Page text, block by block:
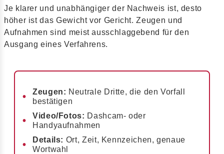
Je klarer und unabhängiger der Nachweis ist, desto
höher ist das Gewicht vor Gericht. Zeugen und
Aufnahmen sind meist ausschlaggebend für den
Ausgang eines Verfahrens.
Zeugen: Neutrale Dritte, die den Vorfall
bestätigen
Video/Fotos: Dashcam- oder
Handyaufnahmen
Details: Ort, Zeit, Kennzeichen, genaue
Wortwahl